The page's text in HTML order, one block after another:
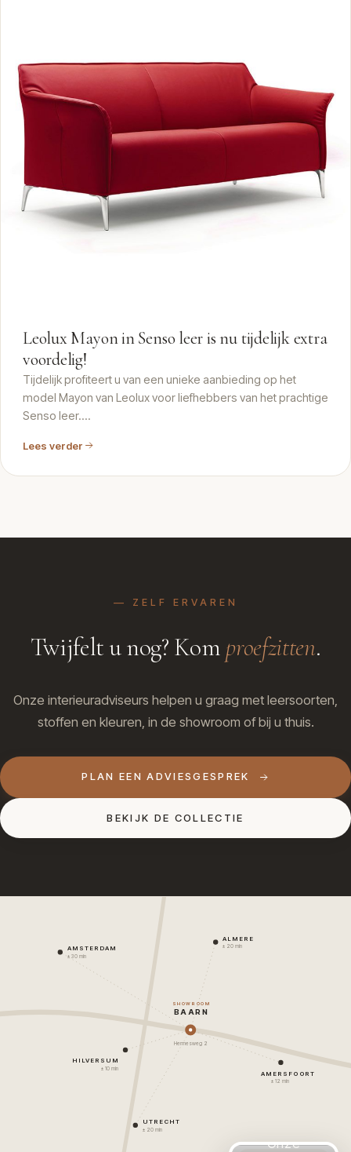
Leolux Mayon in Senso leer is nu tijdelijk extra
voordelig!
Tijdelijk profiteert u van een unieke aanbieding op het
model Mayon van Leolux voor liefhebbers van het prachtige
Senso leer….
Lees verder
— ZELF ERVAREN
Twijfelt u nog? Kom proefzitten.
Onze interieuradviseurs helpen u graag met leersoorten,
stoffen en kleuren, in de showroom of bij u thuis.
PLAN EEN ADVIESGESPREK
BEKIJK DE COLLECTIE
AMSTERDAM
ALMERE
AMERSFOORT
HILVERSUM
UTRECHT
± 30 min
± 20 min
± 12 min
± 10 min
± 20 min
SHOWROOM
BAARN
Hermesweg 2
Onze